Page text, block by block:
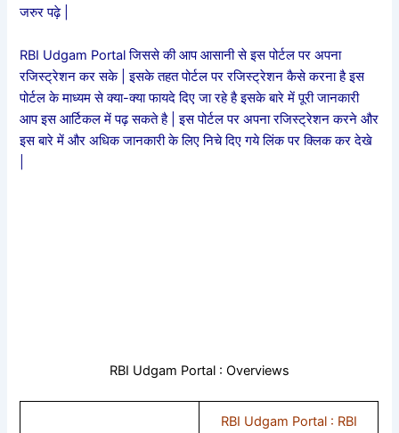
जरुर पढ़े |
RBI Udgam Portal जिससे की आप आसानी से इस पोर्टल पर अपना
रजिस्ट्रेशन कर सके | इसके तहत पोर्टल पर रजिस्ट्रेशन कैसे करना है इस
पोर्टल के माध्यम से क्या-क्या फायदे दिए जा रहे है इसके बारे में पूरी जानकारी
आप इस आर्टिकल में पढ़ सकते है | इस पोर्टल पर अपना रजिस्ट्रेशन करने और
इस बारे में और अधिक जानकारी के लिए निचे दिए गये लिंक पर क्लिक कर देखे
RBI Udgam Portal : Overviews
RBI Udgam Portal : RBI